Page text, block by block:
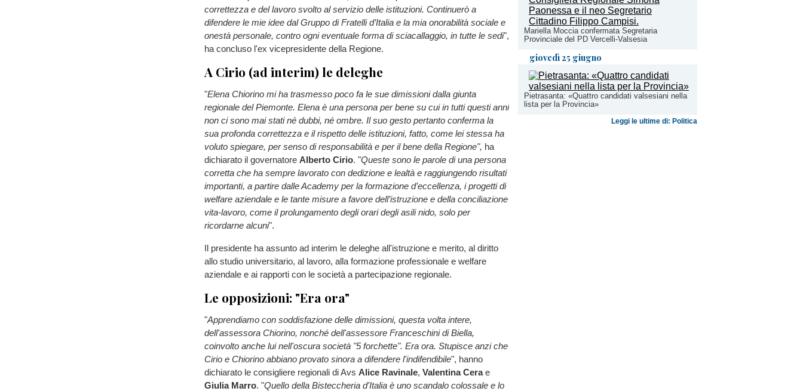
Mariella Moccia confermata Segretaria
Provinciale del PD Vercelli-Valsesia
giovedì 25 giugno
Pietrasanta: «Quattro candidati valsesiani nella
lista per la Provincia»
Leggi le ultime di: Politica
correttezza e del lavoro svolto al servizio delle istituzioni. Continuerò a
difendere le mie idee dal Gruppo di Fratelli d’Italia e la mia onorabilità sociale e
onestà personale, contro ogni eventuale forma di sciacallaggio, in tutte le sedi",
ha concluso l'ex vicepresidente della Regione.
A Cirio (ad interim) le deleghe
"Elena Chiorino mi ha trasmesso poco fa le sue dimissioni dalla giunta
regionale del Piemonte. Elena è una persona per bene su cui in tutti questi anni
non ci sono mai stati né dubbi, né ombre. Il suo gesto pertanto conferma la
sua profonda correttezza e il rispetto delle istituzioni, fatto, come lei stessa ha
voluto spiegare, per senso di responsabilità e per il bene della Regione", ha
dichiarato il governatore Alberto Cirio. "Queste sono le parole di una persona
corretta che ha sempre lavorato con dedizione e lealtà e raggiungendo risultati
importanti, a partire dalle Academy per la formazione d’eccellenza, i progetti di
welfare aziendale e le tante misure a favore dell’istruzione e della conciliazione
vita-lavoro, come il prolungamento degli orari degli asili nido, solo per
ricordarne alcuni".
Il presidente ha assunto ad interim le deleghe all'istruzione e merito, al diritto
allo studio universitario, al lavoro, alla formazione professionale e welfare
aziendale e ai rapporti con le società a partecipazione regionale.
Le opposizioni: "Era ora"
"Apprendiamo con soddisfazione delle dimissioni, questa volta intere,
dell'assessora Chiorino, nonché dell'assessore Franceschini di Biella,
coinvolto anche lui nell'oscura società "5 forchette". Era ora. Stupisce anzi che
Cirio e Chiorino abbiano provato sinora a difendere l'indifendibile", hanno
dichiarato le consigliere regionali di Avs Alice Ravinale, Valentina Cerae
Giulia Marro. "Quello della Bisteccheria d'Italia è uno scandalo colossale e lo